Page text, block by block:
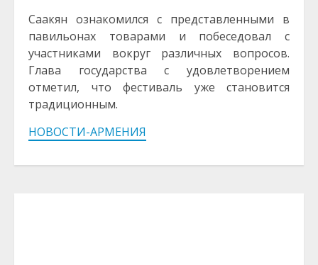
Саакян ознакомился с представленными в
павильонах товарами и побеседовал с
участниками вокруг различных вопросов.
Глава государства с удовлетворением
отметил, что фестиваль уже становится
традиционным.
НОВОСТИ-АРМЕНИЯ